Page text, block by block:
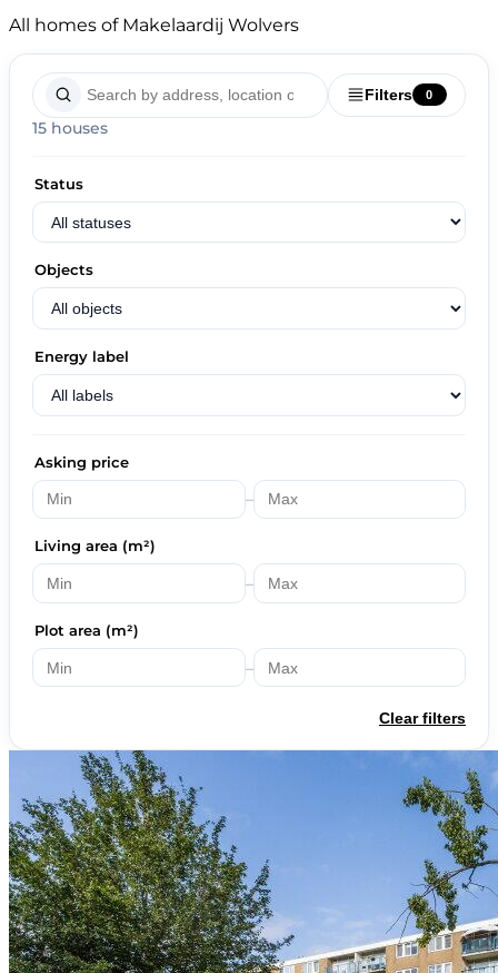
All homes of Makelaardij Wolvers
Filters 0
15 houses
Status
Objects
Energy label
Asking price
–
Living area (m²)
–
Plot area (m²)
–
Clear filters